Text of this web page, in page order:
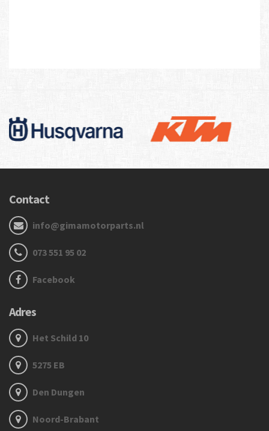
Contact
info@gimamotorparts.nl
073 551 95 02
Facebook
Adres
Het Schild 10
5275 EB
Den Dungen
Noord-Brabant